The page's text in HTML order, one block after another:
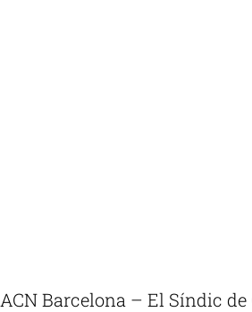
ACN Barcelona – El Síndic de